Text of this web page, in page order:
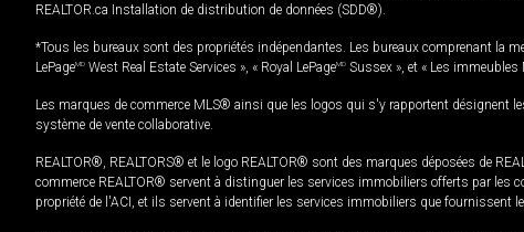
REALTOR.ca Installation de distribution de données (SDD®).
*Tous les bureaux sont des propriétés indépendantes. Les bureaux comprenant la
LePageMD West Real Estate Services », « Royal LePageMD Sussex », et « Les
Les marques de commerce MLS® ainsi que les logos qui s'y rapportent désignent
système de vente collaborative.
REALTOR®, REALTORS® et le logo REALTOR® sont des marques déposées de
commerce REALTOR® servent à distinguer les services immobiliers offerts par
propriété de l'ACI, et ils servent à identifier les services immobiliers que fournissent